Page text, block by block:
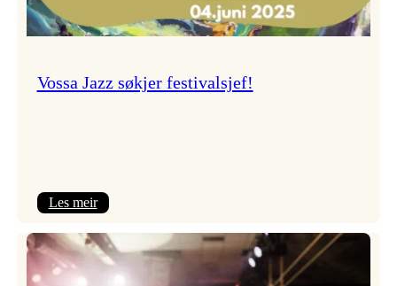
Vossa Jazz søkjer festivalsjef!
Les meir:
Jazz
søkjer